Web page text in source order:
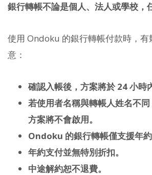
銀行轉帳不論是個人、法人或學校，
使用 Ondoku 的銀行轉帳付款時，有
意：
確認入帳後，方案將於 24 小時
若使用者名稱與轉帳人姓名不
方案將不會啟用。
Ondoku 的銀行轉帳僅支援年約
年約支付並無特別折扣。
中途解約恕不退費。